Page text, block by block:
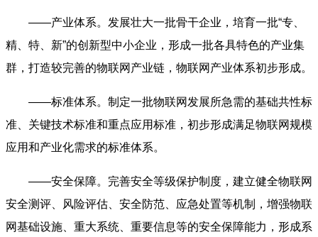
——产业体系。发展壮大一批骨干企业，培育一批“专、
精、特、新”的创新型中小企业，形成一批各具特色的产业集
群，打造较完善的物联网产业链，物联网产业体系初步形成。
——标准体系。制定一批物联网发展所急需的基础共性标
准、关键技术标准和重点应用标准，初步形成满足物联网规模
应用和产业化需求的标准体系。
——安全保障。完善安全等级保护制度，建立健全物联网
安全测评、风险评估、安全防范、应急处置等机制，增强物联
网基础设施、重大系统、重要信息等的安全保障能力，形成系